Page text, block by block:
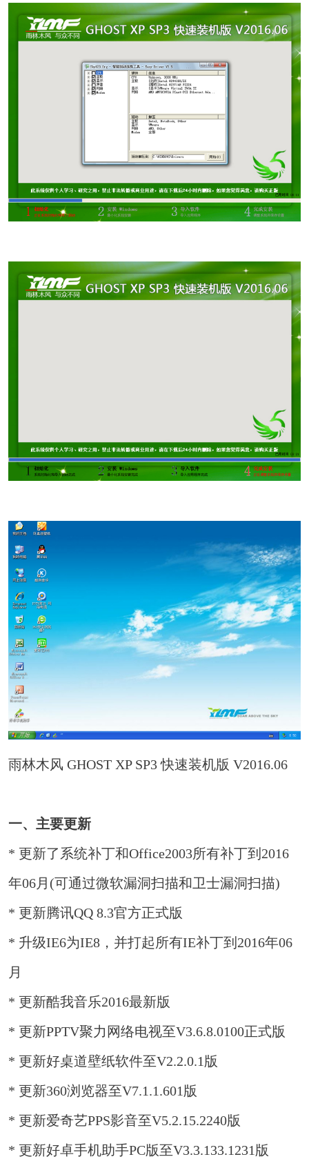
雨林木风 GHOST XP SP3 快速装机版 V2016.06
一、主要更新
* 更新了系统补丁和Office2003所有补丁到2016
年06月(可通过微软漏洞扫描和卫士漏洞扫描)
* 更新腾讯QQ 8.3官方正式版
* 升级IE6为IE8，并打起所有IE补丁到2016年06
月
* 更新酷我音乐2016最新版
* 更新PPTV聚力网络电视至V3.6.8.0100正式版
* 更新好桌道壁纸软件至V2.2.0.1版
* 更新360浏览器至V7.1.1.601版
* 更新爱奇艺PPS影音至V5.2.15.2240版
* 更新好卓手机助手PC版至V3.3.133.1231版